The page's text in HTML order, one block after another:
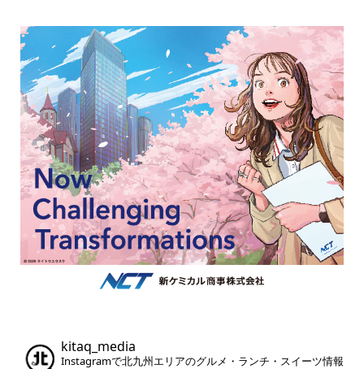
kitaq_media
Instagramで北九州エリアのグルメ・ランチ・スイーツ情報